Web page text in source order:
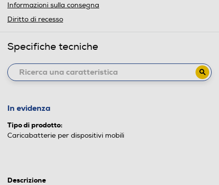
Informazioni sulla consegna
Diritto di recesso
Specifiche tecniche
In evidenza
Tipo di prodotto:
Caricabatterie per dispositivi mobili
Descrizione